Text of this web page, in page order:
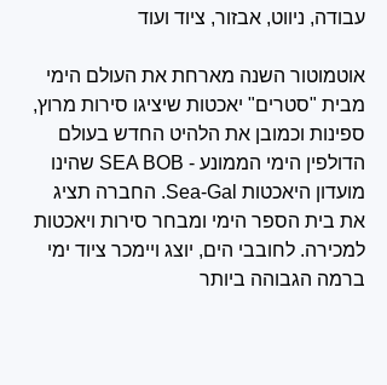
עבודה, ניווט, אבזור, ציוד ועוד
אוטמוטור השנה מארחת את העולם הימי
מבית "סטרים" יאכטות שיציגו סירות מרוץ,
ספינות וכמובן את הלהיט החדש בעולם
הדולפין הימי הממונע - SEA BOB שהינו
מועדון היאכטות Sea-Gal. החברה תציג
את בית הספר הימי ומבחר סירות ויאכטות
למכירה. לחובבי הים, יוצג ויימכר ציוד ימי
ברמה הגבוהה ביותר